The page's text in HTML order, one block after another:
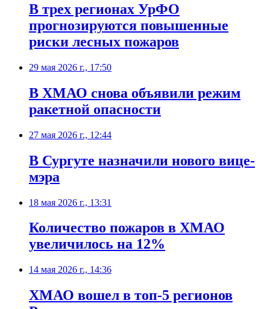
В трех регионах УрФО
прогнозируются повышенные
риски лесных пожаров
29 мая 2026 г., 17:50
В ХМАО снова объявили режим
ракетной опасности
27 мая 2026 г., 12:44
В Сургуте назначили нового вице-
мэра
18 мая 2026 г., 13:31
Количество пожаров в ХМАО
увеличилось на 12%
14 мая 2026 г., 14:36
ХМАО вошел в топ-5 регионов